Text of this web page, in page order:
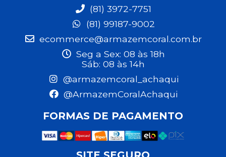
(81) 3972-7751
(81) 99187-9002
ecommerce@armazemcoral.com.br
Seg a Sex: 08 às 18h
Sáb: 08 às 14h
@armazemcoral_achaqui
@ArmazemCoralAchaqui
FORMAS DE PAGAMENTO